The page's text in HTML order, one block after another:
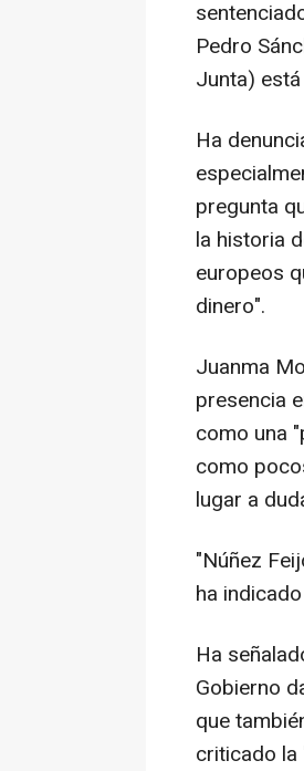
Pedro
Junta)
Ha
pregunta
la historia
europeos
dinero".
Juanma
presencia
como una
como
lugar a
"Núñez
ha
Ha
Gobierno
que
criticado